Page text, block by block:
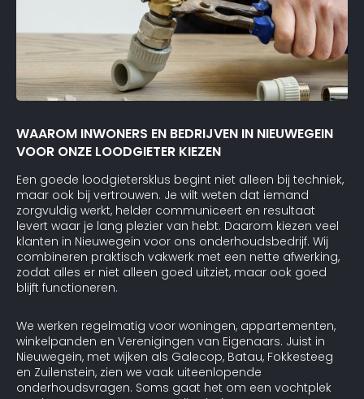
WAAROM INWONERS EN BEDRIJVEN IN NIEUWEGEIN
VOOR ONZE LOODGIETER KIEZEN
Een goede loodgietersklus begint niet alleen bij techniek,
maar ook bij vertrouwen. Je wilt weten dat iemand
zorgvuldig werkt, helder communiceert en resultaat
levert waar je lang plezier van hebt. Daarom kiezen veel
klanten in Nieuwegein voor ons onderhoudsbedrijf. Wij
combineren praktisch vakwerk met een nette afwerking,
zodat alles er niet alleen goed uitziet, maar ook goed
blijft functioneren.
We werken regelmatig voor woningen, appartementen,
winkelpanden en Verenigingen van Eigenaars. Juist in
Nieuwegein, met wijken als Galecop, Batau, Fokkesteeg
en Zuilenstein, zien we vaak uiteenlopende
onderhoudsvragen. Soms gaat het om een vochtplek